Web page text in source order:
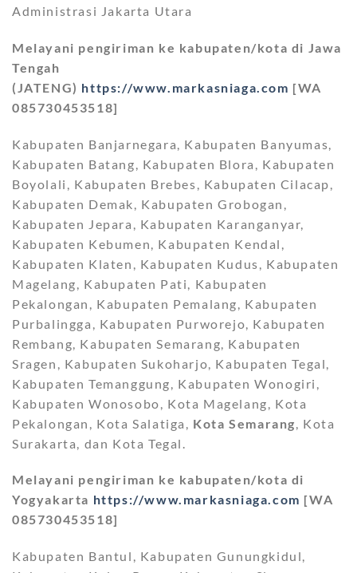
Administrasi Jakarta Utara
Melayani pengiriman ke kabupaten/kota di Jawa
Tengah
(JATENG) https://www.markasniaga.com [WA
085730453518]
Kabupaten Banjarnegara, Kabupaten Banyumas,
Kabupaten Batang, Kabupaten Blora, Kabupaten
Boyolali, Kabupaten Brebes, Kabupaten Cilacap,
Kabupaten Demak, Kabupaten Grobogan,
Kabupaten Jepara, Kabupaten Karanganyar,
Kabupaten Kebumen, Kabupaten Kendal,
Kabupaten Klaten, Kabupaten Kudus, Kabupaten
Magelang, Kabupaten Pati, Kabupaten
Pekalongan, Kabupaten Pemalang, Kabupaten
Purbalingga, Kabupaten Purworejo, Kabupaten
Rembang, Kabupaten Semarang, Kabupaten
Sragen, Kabupaten Sukoharjo, Kabupaten Tegal,
Kabupaten Temanggung, Kabupaten Wonogiri,
Kabupaten Wonosobo, Kota Magelang, Kota
Pekalongan, Kota Salatiga, Kota Semarang
, Kota
Surakarta, dan Kota Tegal.
Melayani pengiriman ke kabupaten/kota di
Yogyakarta https://www.markasniaga.com [WA
085730453518]
Kabupaten Bantul, Kabupaten Gunungkidul,